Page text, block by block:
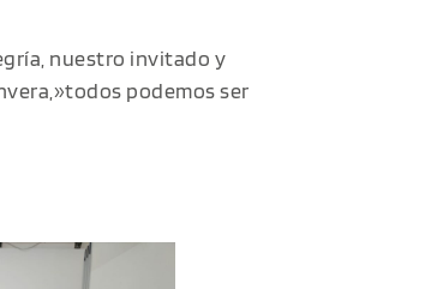
nuestro invitado y
podemos ser